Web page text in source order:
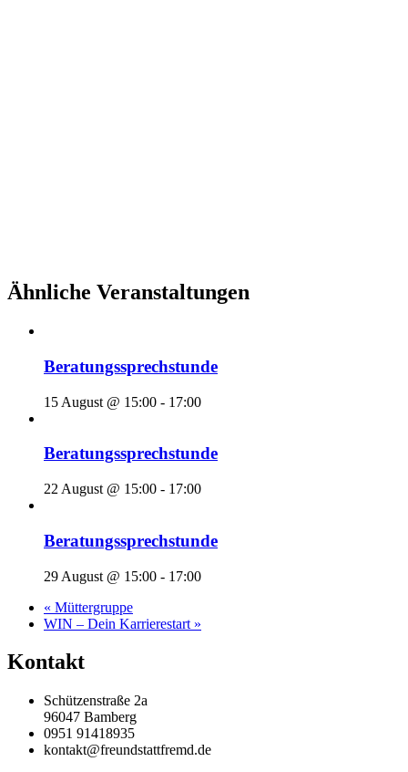
Ähnliche Veranstaltungen
Beratungssprechstunde
15 August @ 15:00 - 17:00
Beratungssprechstunde
22 August @ 15:00 - 17:00
Beratungssprechstunde
29 August @ 15:00 - 17:00
« Müttergruppe
WIN – Dein Karrierestart »
Kontakt
Schützenstraße 2a
96047 Bamberg
0951 91418935
kontakt@freundstattfremd.de